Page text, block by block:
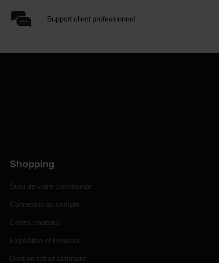
Support client professionnel
Shopping
Suivi de votre commande
Connexion au compte
Cartes cadeaux
Expédition et livraison
Droit de retrait statutaire